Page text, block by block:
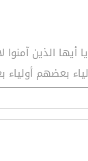
الرحمن 38 - يا أيها الذين
بعضهم